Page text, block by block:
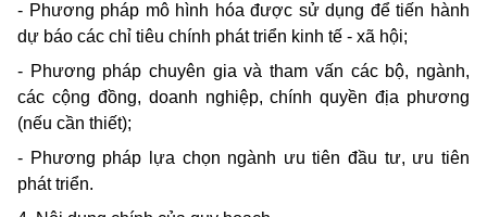
- Phương pháp mô hình hóa được sử dụng để tiến hành
dự báo các chỉ tiêu chính phát triển kinh tế - xã hội;
- Phương pháp chuyên gia và tham vấn các bộ, ngành,
các cộng đồng, doanh nghiệp, chính quyền địa phương
(nếu cần thiết);
- Phương pháp lựa chọn ngành ưu tiên đầu tư, ưu tiên
phát triển.